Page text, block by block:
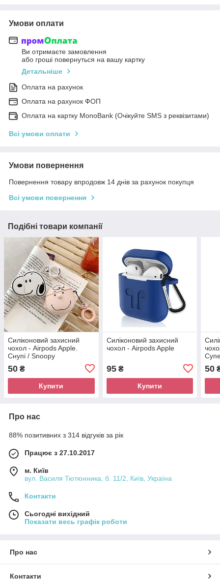
Умови оплати
Ви отримаєте замовлення
або гроші повернуться на вашу картку
Детальніше
Оплата на рахунок
Оплата на рахунок ФОП
Оплата на картку MonoBank (Очікуйте SMS з реквізитами)
Всі умови оплати
Умови повернення
Повернення товару впродовж 14 днів за рахунок покупця
Всі умови повернення
Подібні товари компанії
Силіконовий захисний
чохол - Airpods Apple.
Снупі / Snoopy
50 ₴
Купити
Силіконовий захисний
чохол - Airpods Apple
95₴
Купити
50
Про нас
88% позитивних з 314 відгуків за рік
Працює з 27.10.2017
м. Київ
вул. Василя Тютюнника, б. 11/2, Київ, Україна
Контакти
Сьогодні вихідний
Показати весь графік роботи
Про нас
Контакти